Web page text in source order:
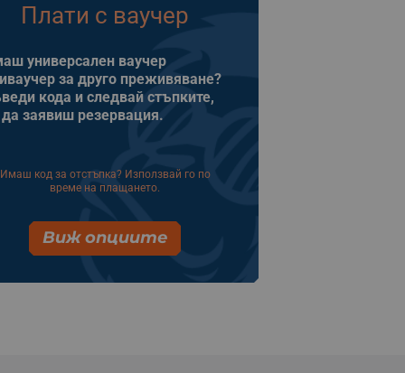
Плати с ваучер
универсален ваучер
за друго преживяване?
кода и следвай стъпките,
да заявиш резервация.
Имаш код за отстъпка? Използвай го по
време на плащането.
Виж опциите